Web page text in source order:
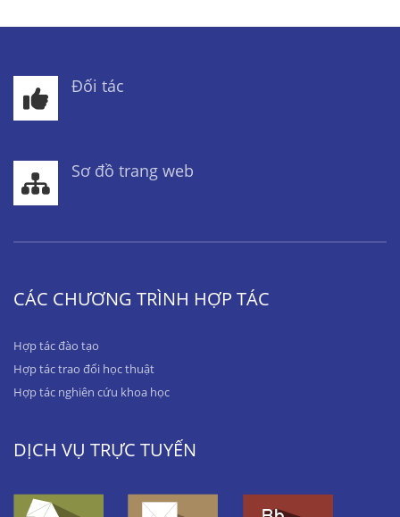
Đối tác
Sơ đồ trang web
CÁC CHƯƠNG TRÌNH HỢP TÁC
Hợp tác đào tạo
Hợp tác trao đổi học thuật
Hợp tác nghiên cứu khoa học
DỊCH VỤ TRỰC TUYẾN